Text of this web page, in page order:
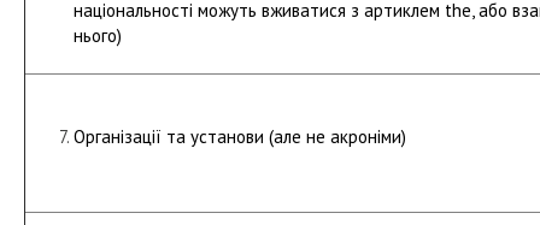
національності можуть вживатися з артиклем the, або
нього)
Організації та установи (але не акроніми)